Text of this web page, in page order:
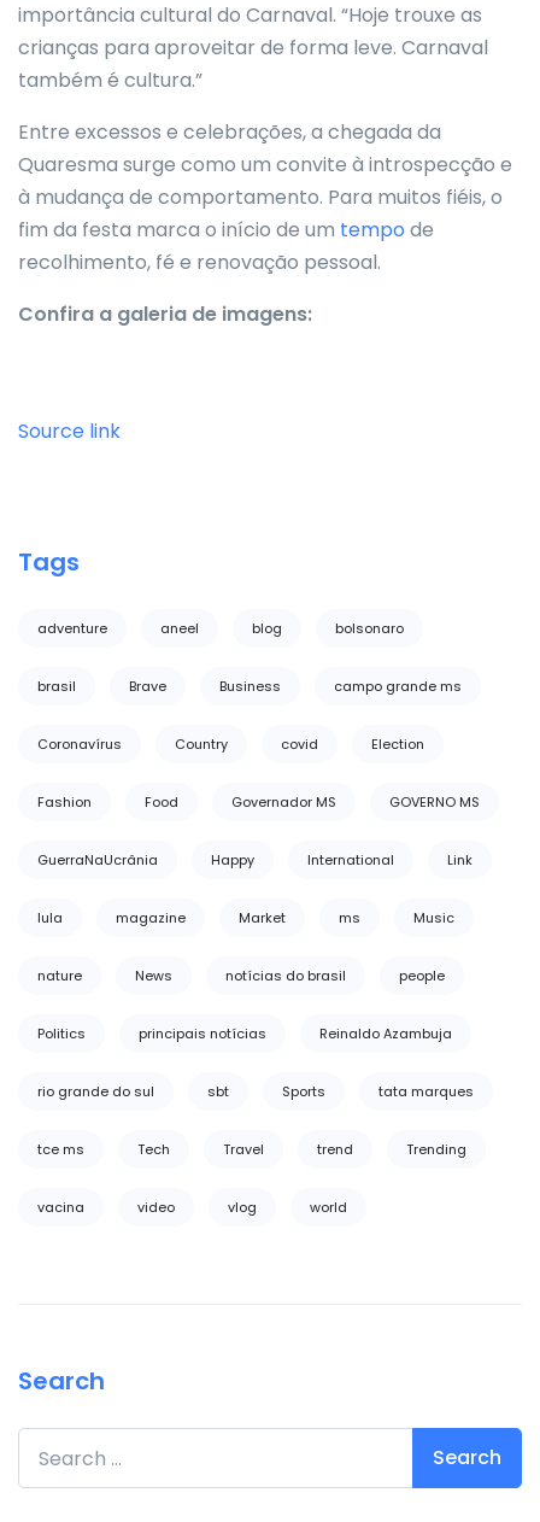
importância cultural do Carnaval. “Hoje trouxe as
crianças para aproveitar de forma leve. Carnaval
também é cultura.”
Entre excessos e celebrações, a chegada da
Quaresma surge como um convite à introspecção e
à mudança de comportamento. Para muitos fiéis, o
fim da festa marca o início de um tempo de
recolhimento, fé e renovação pessoal.
Confira a galeria de imagens:
Source link
Tags
adventure aneel blog bolsonaro
brasil Brave Business campo grande ms
Coronavírus Country covid Election
Fashion Food Governador MS GOVERNO MS
GuerraNaUcrânia Happy International Link
lula magazine Market ms Music
nature News notícias do brasil people
Politics principais notícias Reinaldo Azambuja
rio grande do sul sbt Sports tata marques
tce ms Tech Travel trend Trending
vacina video vlog world
Search
Search for: